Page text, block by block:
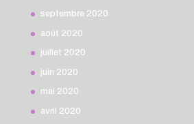
septembre 2020
août 2020
juillet 2020
juin 2020
mai 2020
avril 2020